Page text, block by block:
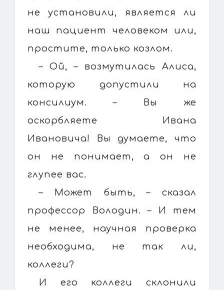
не установили, является ли
наш пациент человеком или,
простите, только козлом.
– Ой, – возмутилась Алиса,
которую допустили на
консилиум. – Вы же
оскорбляете Ивана
Ивановича! Вы думаете, что
он не понимает, а он не
глупее вас.
– Может быть, – сказал
профессор Володин. – И тем
не менее, научная проверка
необходима, не так ли,
коллеги?
И его коллеги склонили